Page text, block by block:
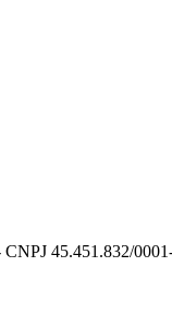
45.451.832/